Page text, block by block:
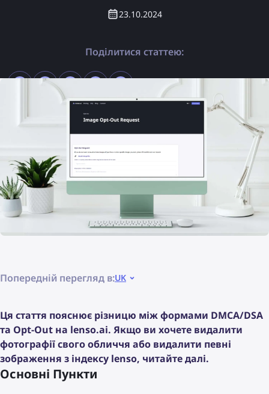
23.10.2024
Поділитися статтею:
Попередній перегляд в:UK
Ця стаття пояснює різницю між формами DMCA/DSA
та Opt-Out на lenso.ai. Якщо ви хочете видалити
фотографії свого обличчя або видалити певні
зображення з індексу lenso, читайте далі.
Основні Пункти